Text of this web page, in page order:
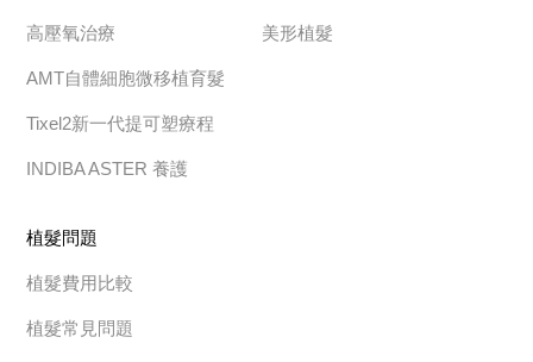
高壓氧治療
AMT自體細胞微移植育髮
Tixel2新一代提可塑療程
INDIBA ASTER 養護
美形植髮
植髮問題
植髮費用比較
植髮常見問題